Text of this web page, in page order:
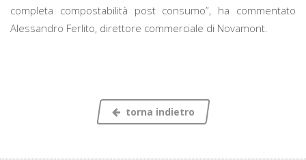
completa compostabilità post consumo”, ha commentato
Alessandro Ferlito, direttore commerciale di Novamont.
torna indietro